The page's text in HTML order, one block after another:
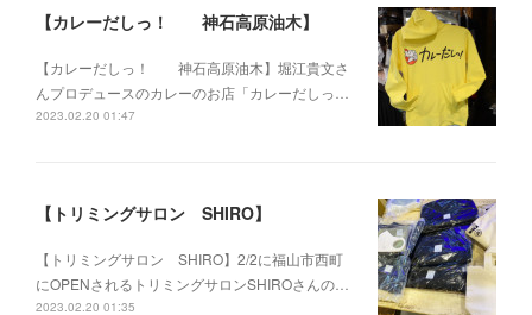
【カレーだしっ！ 神石高原油木】
【カレーだしっ！ 神石高原油木】堀江貴文さ
んプロデュースのカレーのお店「カレーだしっ…
2023.02.20 01:47
【トリミングサロン SHIRO】
【トリミングサロン SHIRO】2/2に福山市西町
にOPENされるトリミングサロンSHIROさんの…
2023.02.20 01:35